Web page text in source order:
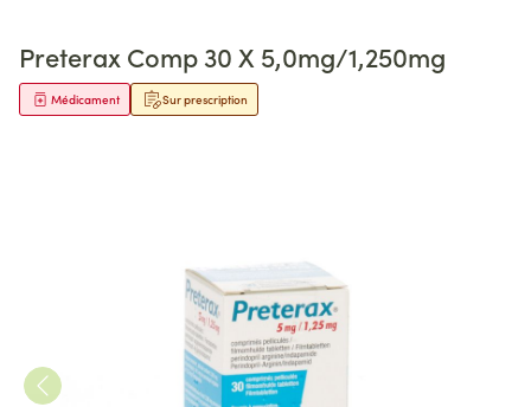
Preterax Comp 30 X 5,0mg/1,250mg
Sur prescription
Médicament